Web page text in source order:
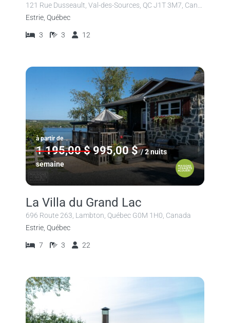
Estrie, Québec
3 3 12
à partir de
1 195,00 $ 995,00 $ / 2 nuits
semaine
La Villa du Grand Lac
696 Route 263, Lambton, Québec G0M 1H0, Canada
Estrie, Québec
7 3 22